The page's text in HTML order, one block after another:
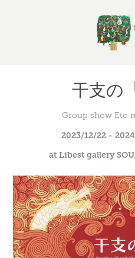
干支の
Group show Eto
2023/12/22 -
at Libest gallery